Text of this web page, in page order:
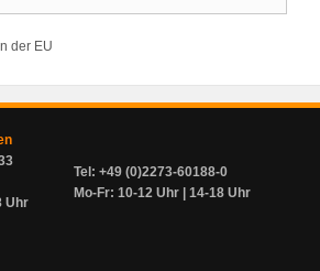
der EU
Uhr
Tel: +49 (0)2273-60188-0
Mo-Fr: 10-12 Uhr | 14-18 Uhr